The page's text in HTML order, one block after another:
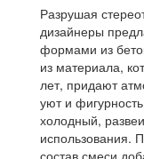
Разрушая
дизайнеры
формами из
из материала,
лет, придают
уют и
холодный,
использования.
состав смеси